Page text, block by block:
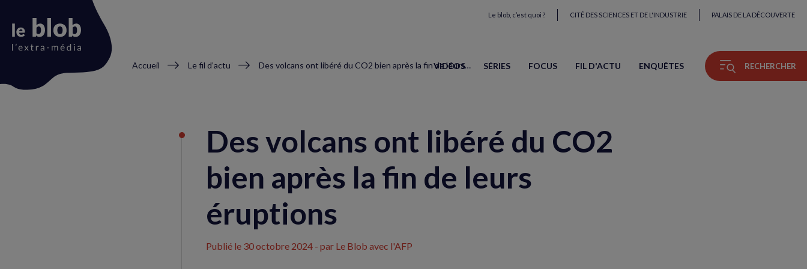
Le blob, c’est quoi ? CITÉ DES SCIENCES ET DE L'INDUSTRIE PALAIS DE LA DÉCOUVERTE
VIDÉOS SÉRIES FOCUS FIL D'ACTU ENQUÊTES RECHERCHER
Fil
Accueil Le fil d’actu Des volcans ont libéré du CO2 bien après la fin de leurs éruptions
Des volcans ont libéré du CO2
bien après la fin de leurs
éruptions
Publié le 30 octobre 2024 - par Le Blob avec l'AFP